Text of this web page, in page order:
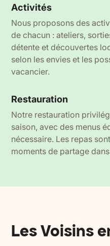
Activités
Nous proposons des
de chacun : ateliers,
détente et découvertes
selon les envies et les
vacancier.
Restauration
Notre restauration
saison, avec des menus
nécessaire. Les repas
moments de partage
Les Voisins